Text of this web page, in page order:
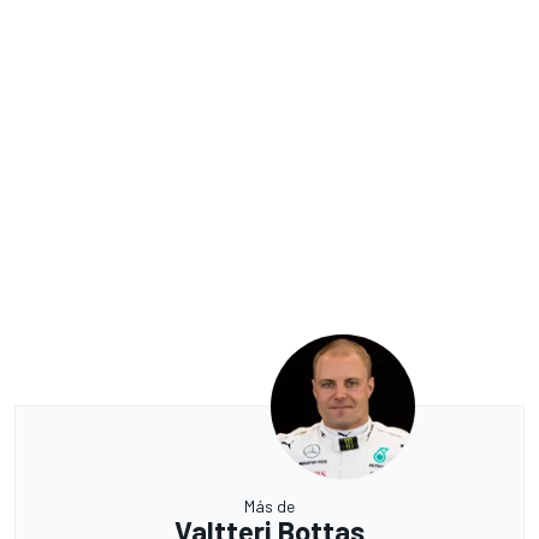
Más de
Valtteri Bottas